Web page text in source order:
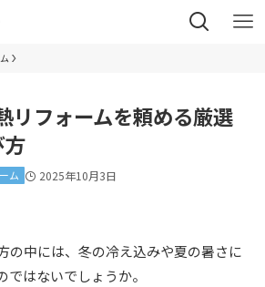
リフォームを頼める厳選
方
ム 2025年10月3日
の中には、冬の冷え込みや夏の暑さに
はないでしょうか。